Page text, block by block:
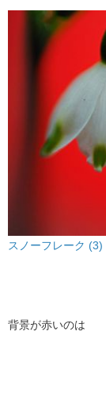
スノーフレーク (3)
背景が赤いのは